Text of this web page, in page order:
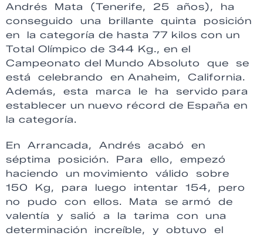
Andrés Mata (Tenerife, 25 años), ha
conseguido una brillante quinta posición
en la categoría de hasta 77 kilos con un
Total Olímpico de 344 Kg., en el
Campeonato del Mundo Absoluto que se
está celebrando en Anaheim, California.
Además, esta marca le ha servido para
establecer un nuevo récord de España en
la categoría.
En Arrancada, Andrés acabó en
séptima posición. Para ello, empezó
haciendo un movimiento válido sobre
150 Kg, para luego intentar 154, pero
no pudo con ellos. Mata se armó de
valentía y salió a la tarima con una
determinación increíble, y obtuvo el